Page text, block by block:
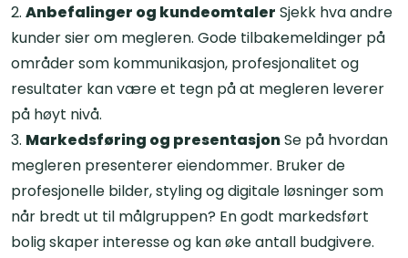
Anbefalinger og kundeomtaler Sjekk hva andre
kunder sier om megleren. Gode tilbakemeldinger på
områder som kommunikasjon, profesjonalitet og
resultater kan være et tegn på at megleren leverer
på høyt nivå.
Markedsføring og presentasjonSe på hvordan
megleren presenterer eiendommer. Bruker de
profesjonelle bilder, styling og digitale løsninger som
når bredt ut til målgruppen? En godt markedsført
bolig skaper interesse og kan øke antall budgivere.